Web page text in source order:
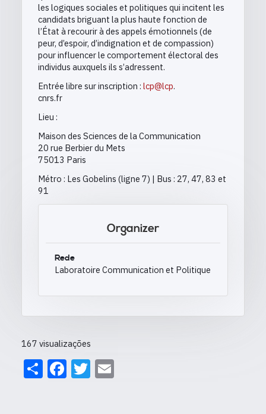
les logiques sociales et politiques qui incitent les
candidats briguant la plus haute fonction de
l’État à recourir à des appels émotionnels (de
peur, d’espoir, d’indignation et de compassion)
pour influencer le comportement électoral des
individus auxquels ils s’adressent.
Entrée libre sur inscription : lcp@lcp.
cnrs.fr
Lieu :
Maison des Sciences de la Communication
20 rue Berbier du Mets
75013 Paris
Métro : Les Gobelins (ligne 7) | Bus : 27, 47, 83 et
91
Organizer
Rede
Laboratoire Communication et Politique
167 visualizações
ShareFacebook
Twitter